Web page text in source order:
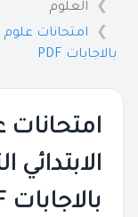
العلوم
بالاجابات PDF
امتحانات
بالاجابات PDF